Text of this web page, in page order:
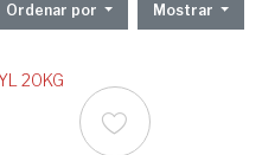
Ordenar por Mostrar